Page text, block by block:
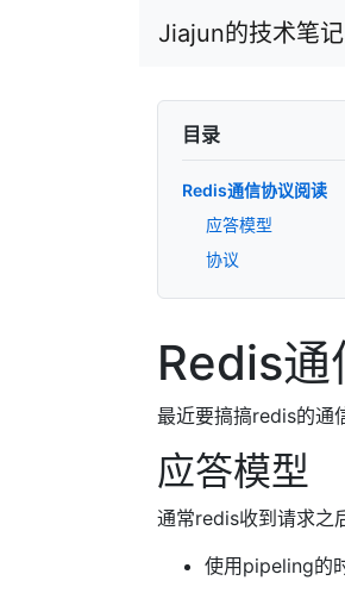
Jiajun的技术笔记
目录
Redis通信协议阅读
应答模型
协议
Redis通
最近要搞搞redis的通
应答模型
通常redis收到请求之
使用pipeling的